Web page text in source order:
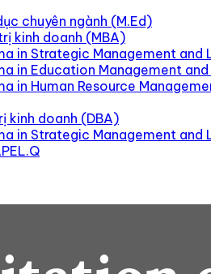
chuyên ngành (M.Ed)
kinh doanh (MBA)
in Strategic Management
in Education Management
in Human Resource
kinh doanh (DBA)
in Strategic Management